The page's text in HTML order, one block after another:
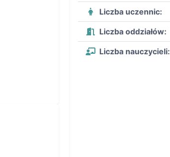
Liczba uczennic:
Liczba oddziałów:
Liczba nauczycieli: